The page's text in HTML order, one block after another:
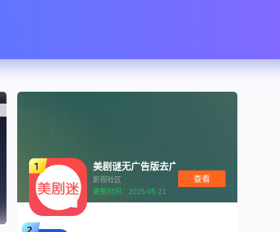
美剧谜无广告版去广告纯净9.00.30
影视社区
更新时间：2025-05-21
查看